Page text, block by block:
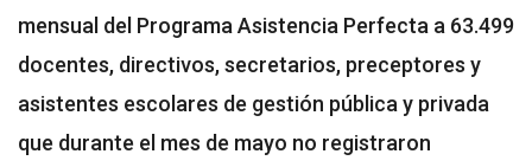
mensual del Programa Asistencia Perfecta a 63.499
docentes, directivos, secretarios, preceptores y
asistentes escolares de gestión pública y privada
que durante el mes de mayo no registraron